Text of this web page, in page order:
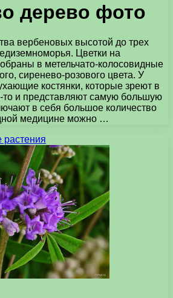
дерево фото
вербеновых высотой до трех
Цветки на
в метельчато-колосовидные
сиренево-розового цвета. У
костянки, которые зреют в
то и представляют самую большую
в себя большое количество
медицине можно …
растения